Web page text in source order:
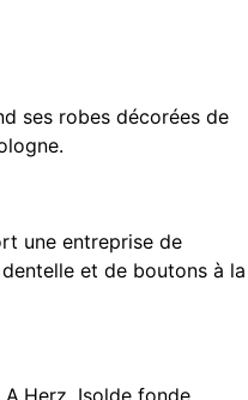
ses robes décorées de
une entreprise de
et de boutons à la